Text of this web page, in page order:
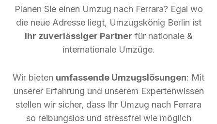
Planen Sie einen Umzug nach Ferrara? Egal wo
die neue Adresse liegt, Umzugskönig Berlin ist
Ihr zuverlässiger Partner für nationale &
internationale Umzüge.
Wir bieten umfassende Umzugslösungen: Mit
unserer Erfahrung und unserem Expertenwissen
stellen wir sicher, dass Ihr Umzug nach Ferrara
so reibungslos und stressfrei wie möglich